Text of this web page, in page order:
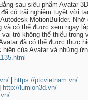
sau siêu phẩm Avatar 3D
đã có trải nghiệm tuyệt vời
MotionBuilder.
có thể được xem ngay
vai trò không thể thiếu
đã có thể được thực
của Avatar và những
https://ptcvietnam.vn/
http://lumion3d.vn/